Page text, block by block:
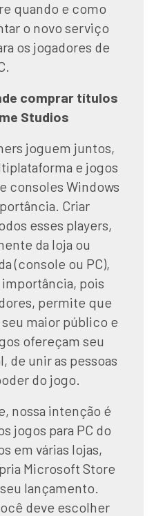
quando e como
o novo serviço
os jogadores de
comprar títulos
Studios
joguem juntos,
e jogos
consoles Windows
Criar
esses players,
da loja ou
(console ou PC),
pois
permite que
maior público e
ofereçam seu
de unir as pessoas
do jogo.
nossa intenção é
jogos para PC do
em várias lojas,
Microsoft Store
lançamento.
deve escolher